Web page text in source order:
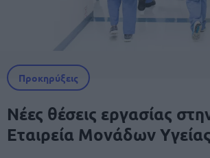
Προκηρύξεις
Νέες θέσεις εργασίας
Εταιρεία Μονάδων